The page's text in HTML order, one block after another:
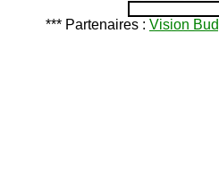
*** Partenaires : Vision